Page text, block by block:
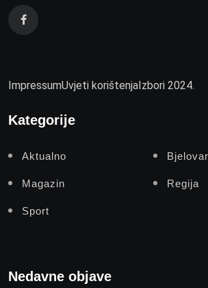
ImpressumUvjeti korištenjaIzbori 2024.
Kategorije
Aktualno
Magazin Regija
Sport
Nedavne objave